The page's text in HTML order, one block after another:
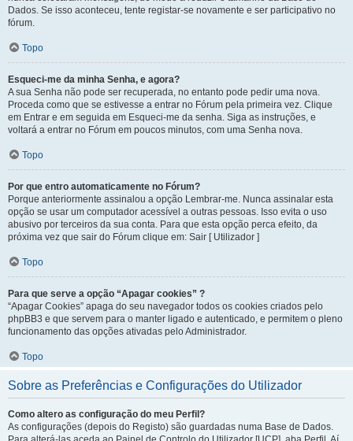
Dados. Se isso aconteceu, tente registar-se novamente e ser participativo no
fórum.
Topo
Esqueci-me da minha Senha, e agora?
A sua Senha não pode ser recuperada, no entanto pode pedir uma nova.
Proceda como que se estivesse a entrar no Fórum pela primeira vez. Clique
em Entrar e em seguida em Esqueci-me da senha. Siga as instruções, e
voltará a entrar no Fórum em poucos minutos, com uma Senha nova.
Topo
Por que entro automaticamente no Fórum?
Porque anteriormente assinalou a opção Lembrar-me. Nunca assinalar esta
opção se usar um computador acessível a outras pessoas. Isso evita o uso
abusivo por terceiros da sua conta. Para que esta opção perca efeito, da
próxima vez que sair do Fórum clique em: Sair [ Utilizador ]
Topo
Para que serve a opção “Apagar cookies” ?
“Apagar Cookies” apaga do seu navegador todos os cookies criados pelo
phpBB3 e que servem para o manter ligado e autenticado, e permitem o pleno
funcionamento das opções ativadas pelo Administrador.
Topo
Sobre as Preferências e Configurações do Utilizador
Como altero as configuração do meu Perfil?
As configurações (depois do Registo) são guardadas numa Base de Dados.